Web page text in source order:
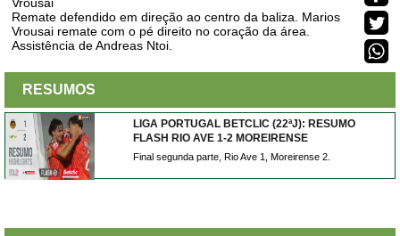
Remate defendido em direção ao centro da baliza. Marios
Vrousai remate com o pé direito no coração da área.
Assistência de Andreas Ntoi.
RESUMOS
LIGA PORTUGAL BETCLIC (22ªJ): RESUMO
FLASH RIO AVE 1-2 MOREIRENSE
Final segunda parte, Rio Ave 1, Moreirense 2.